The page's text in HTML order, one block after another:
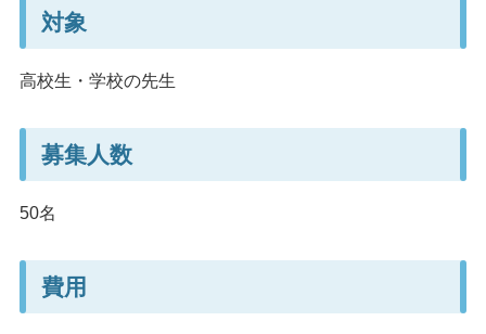
対象
高校生・学校の先生
募集人数
50名
費用